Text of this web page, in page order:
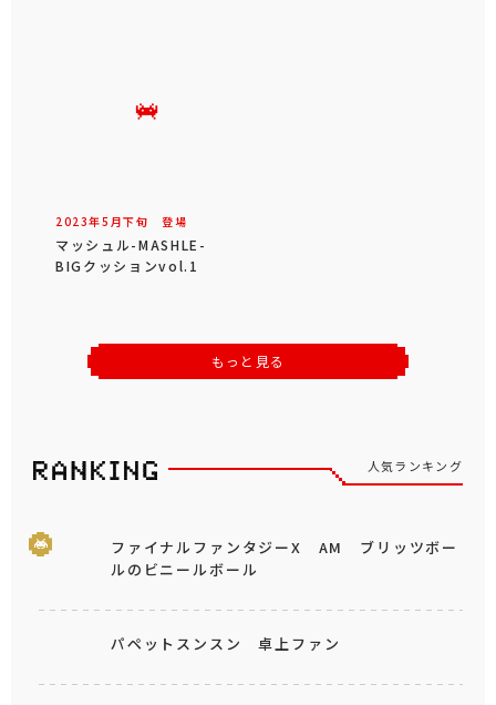
2023年5 月下旬 登場
マッシュル-MASHLE-
BIGクッションvol.1
もっと見る
人気ランキング
ファイナルファンタジーX AM ブリッツボー
ルのビニールボール
パペットスンスン 卓上ファン